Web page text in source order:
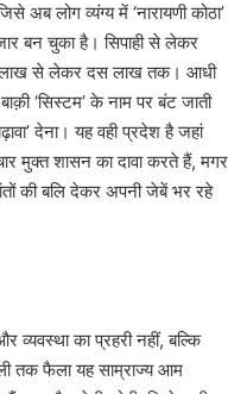
अब लोग व्यंग्य में ‘नारायणी कोठा’
बन चुका है। सिपाही से लेकर
लाख से लेकर दस लाख तक। आधी
‘सिस्टम’ के नाम पर बंट जाती
देना। यह वही प्रदेश है जहां
मुक्त शासन का दावा करते हैं, मगर
की बलि देकर अपनी जेबें भर रहे
व्यवस्था का प्रहरी नहीं, बल्कि
तक फैला यह साम्राज्य आम